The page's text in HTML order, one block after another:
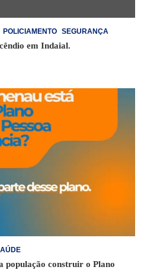
POLICIAMENTO SEGURANÇA
em Indaial.
população construir o Plano